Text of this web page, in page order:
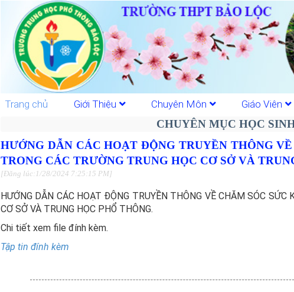
Trang chủ Giới Thiệu Chuyên Môn Giáo Viên
CHUYÊN MỤC HỌC
HƯỚNG DẪN CÁC HOẠT ĐỘNG TRUYỀN THÔNG
TRONG CÁC TRƯỜNG TRUNG HỌC CƠ SỞ VÀ
[Đăng lúc:1/28/2024 7:25:15 PM]
HƯỚNG DẪN CÁC HOẠT ĐỘNG TRUYỀN THÔNG VỀ CHĂM SÓC
CƠ SỞ VÀ TRUNG HỌC PHỔ THÔNG.
Chi tiết xem file đính kèm.
Tập tin đính kèm